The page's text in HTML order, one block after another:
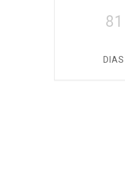
81
DIAS